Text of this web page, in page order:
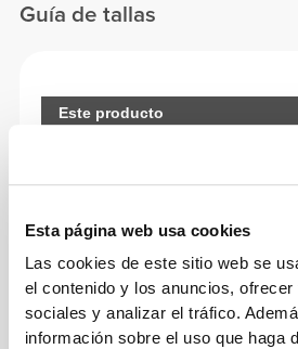
Esta página web usa cookies
Las cookies de este sitio web se
el contenido y los anuncios,
sociales y analizar el tráfico.
información sobre el uso que haga
Guía de tallas
Este producto